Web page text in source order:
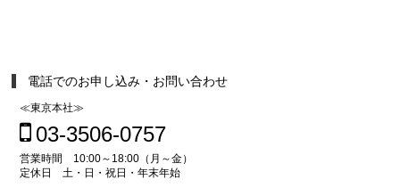
電話でのお申し込み・お問い合わせ
≪東京本社≫
03-3506-0757
営業時間 10:00～18:00（月～金）
定休日 土・日・祝日・年末年始